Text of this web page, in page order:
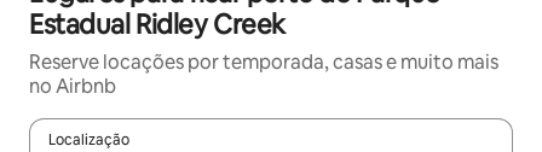
Estadual Ridley Creek
Reserve locações por temporada, casas e muito mais
no Airbnb
Localização